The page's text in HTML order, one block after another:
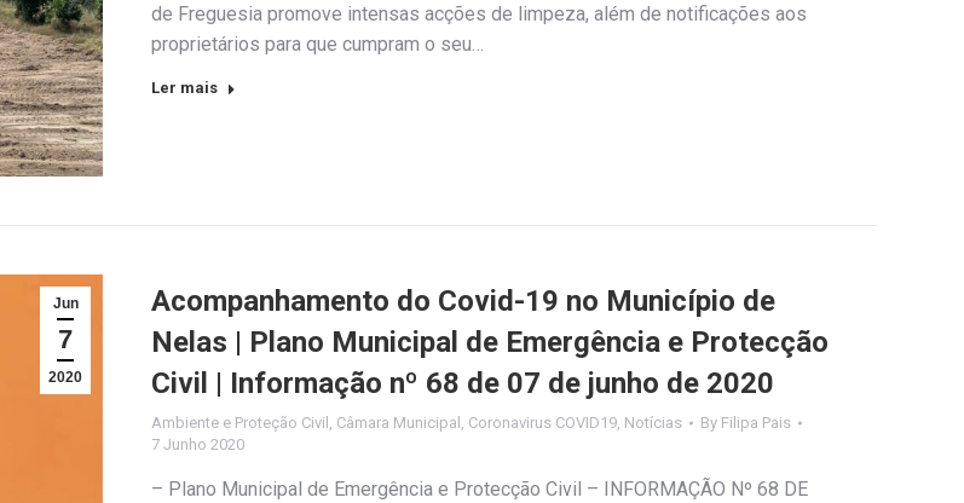
de Freguesia promove intensas acções de limpeza, além de notificações aos
proprietários para que cumpram o seu…
Ler mais
Jun
7
2020
Acompanhamento do Covid-19 no Município de
Nelas | Plano Municipal de Emergência e Protecção
Civil | Informação nº 68 de 07 de junho de 2020
Ambiente e Proteção Civil , Câmara Municipal , Coronavirus COVID19, Notícias By Filipa Pais
7 Junho 2020
– Plano Municipal de Emergência e Protecção Civil – INFORMAÇÃO Nº 68 DE